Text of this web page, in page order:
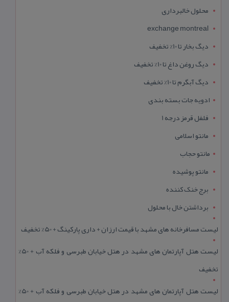
محلول خالبرداری
exchange montreal
دیگ بخار تا 10% تخفیف
دیگ روغن داغ تا 10% تخفیف
دیگ آبگرم تا 10% تخفیف
ادویه جات بسته بندی
فلفل قرمز درجه 1
مانتو اسلامی
مانتو حجاب
مانتو پوشیده
برج خنک کننده
برداشتن خال با محلول
لیست مسافرخانه های مشهد با قیمت ارزان + داری پارکینگ + 50% تخفیف
لیست هتل آپارتمان های مشهد در هتل خیابان طبرسی و فلکه آب + 50%
تخفیف
لیست هتل آپارتمان های مشهد در هتل خیابان طبرسی و فلکه آب + 50%